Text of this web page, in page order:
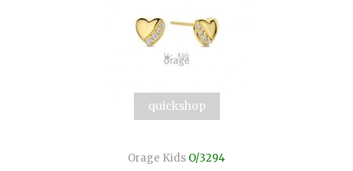
quickshop
Orage Kids O/3294